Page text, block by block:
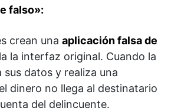
falso»:
crean una aplicación falsa de
la interfaz original. Cuando la
datos y realiza una
dinero no llega al destinatario
del delincuente.